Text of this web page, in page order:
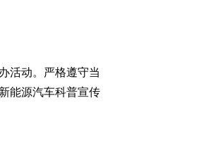
活动。严格遵守当
能源汽车科普宣传